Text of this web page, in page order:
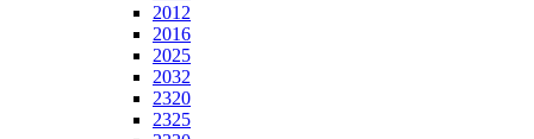
2012
2016
2025
2032
2320
2325